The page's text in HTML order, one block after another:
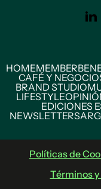
HOMEMEMBER
CAFÉ Y
BRAND STUDIO
LIFESTYLE
EDICIONES
NEWSLETTERS
Políticas de
Términos